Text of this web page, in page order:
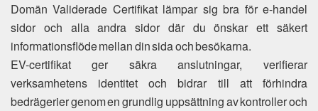
Domän Validerade Certifikat lämpar sig bra för e-handel
sidor och alla andra sidor där du önskar ett säkert
informationsflöde mellan din sida och besökarna.
EV-certifikat ger säkra anslutningar, verifierar
verksamhetens identitet och bidrar till att förhindra
bedrägerier genom en grundlig uppsättning av kontroller och